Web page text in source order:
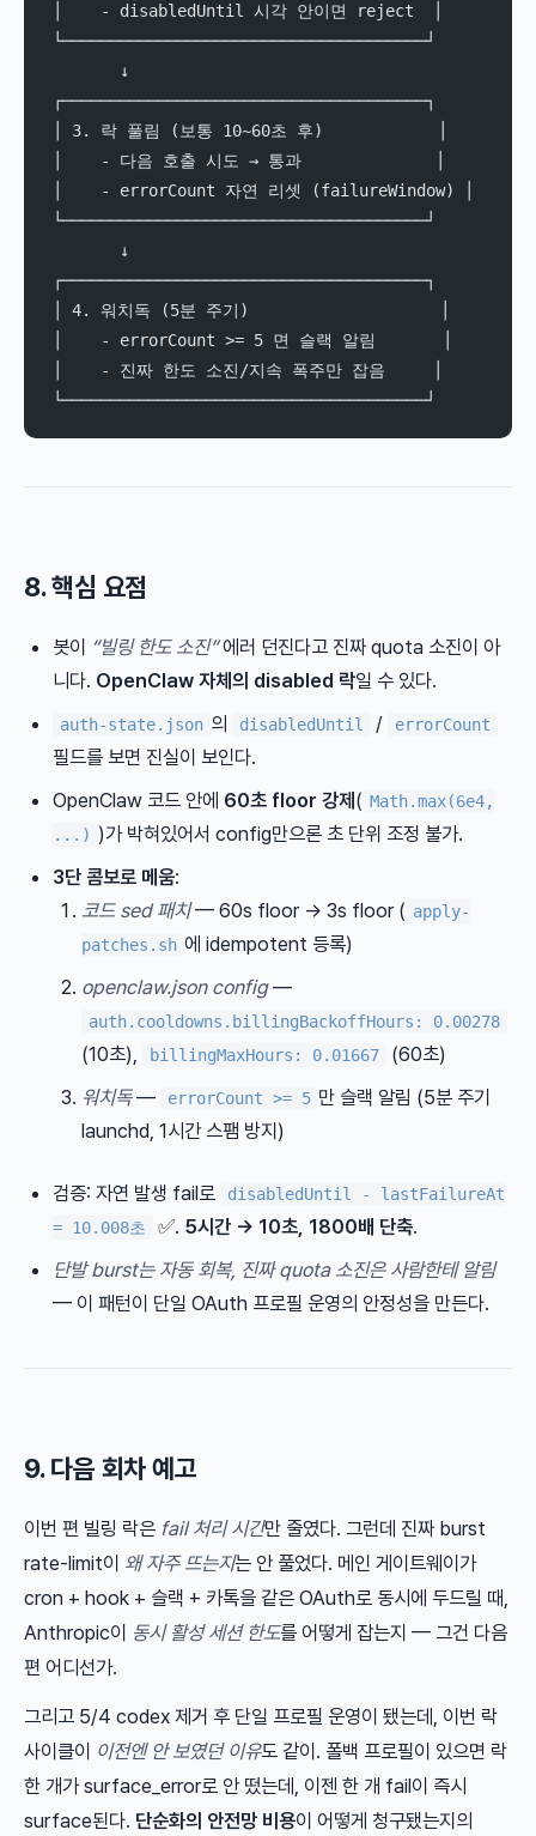
│    - disabledUntil 시각 안이면 reject  │
└──────────────────────────────────────┘
       ↓
┌──────────────────────────────────────┐
│ 3. 락 풀림 (보통 10~60초 후)            │
│    - 다음 호출 시도 → 통과              │
│    - errorCount 자연 리셋 (failureWindow) │
└──────────────────────────────────────┘
       ↓
┌──────────────────────────────────────┐
│ 4. 워치독 (5분 주기)                    │
│    - errorCount >= 5 면 슬랙 알림       │
│    - 진짜 한도 소진/지속 폭주만 잡음     │
└──────────────────────────────────────┘
8. 핵심 요점
봇이 “빌링 한도 소진”에러 던진다고 진짜 quota 소진이 아
니다. OpenClaw 자체의 disabled 락일 수 있다.
auth-state.json 의 disabledUntil / errorCount
필드를 보면 진실이 보인다.
OpenClaw 코드 안에 60초 floor 강제 ( Math.max(6e4,
...) )가 박혀있어서 config만으론 초 단위 조정 불가.
3단 콤보로 메움:
코드 sed 패치— 60s floor → 3s floor ( apply-
patches.sh 에 idempotent 등록)
openclaw.json config—
auth.cooldowns.billingBackoffHours: 0.00278
(10초), billingMaxHours: 0.01667
(60초)
워치독— errorCount >= 5 만 슬랙 알림 (5분 주기
launchd, 1시간 스팸 방지)
검증: 자연 발생 fail로
disabledUntil - lastFailureAt
= 10.008초
✅. 5시간 → 10초, 1800배 단축.
단발 burst는 자동 회복, 진짜 quota 소진은 사람한테 알림
— 이 패턴이 단일 OAuth 프로필 운영의 안정성을 만든다.
9. 다음 회차 예고
이번 편 빌링 락은 fail 처리 시간만 줄였다. 그런데 진짜 burst
rate-limit이 왜 자주 뜨는지는 안 풀었다. 메인 게이트웨이가
cron + hook + 슬랙 + 카톡을 같은 OAuth로 동시에 두드릴 때,
Anthropic이 동시 활성 세션 한도를 어떻게 잡는지 — 그건 다음
편 어디선가.
그리고 5/4 codex 제거 후 단일 프로필 운영이 됐는데, 이번 락
사이클이 이전엔 안 보였던 이유도 같이. 폴백 프로필이 있으면 락
한 개가 surface_error로 안 떴는데, 이젠 한 개 fail이 즉시
surface된다. 단순화의 안전망 비용이 어떻게 청구됐는지의